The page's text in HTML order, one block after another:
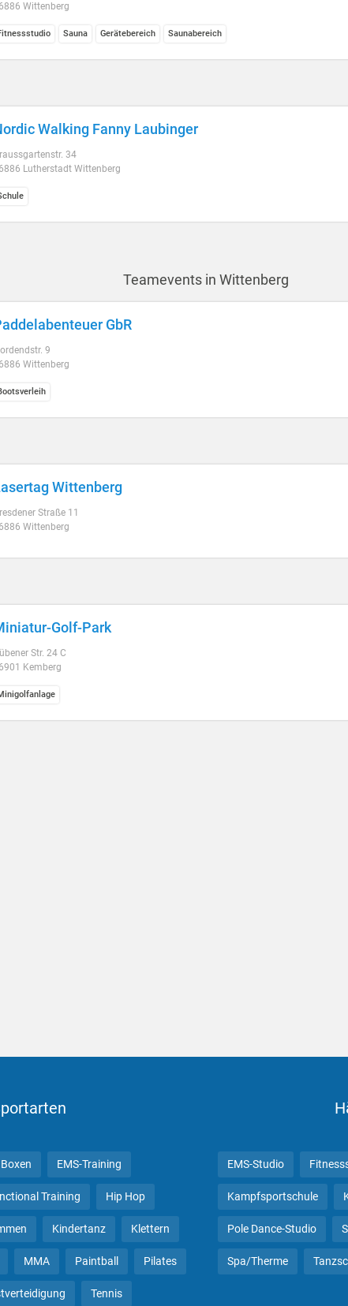
Wittenberg
Sauna Gerätebereich Saunabereich
Walking Fanny Laubinger
34
Lutherstadt Wittenberg
Teamevents in Wittenberg
GbR
9
Wittenberg
Wittenberg
Straße 11
Wittenberg
Golf-Park
Str. 24 C
Kemberg
Boxen EMS-Training
Training Hip Hop
Kindertanz Klettern
MMA Paintball Pilates
Tennis
EMS-Studio
Kampfsportschule
Pole Dance-Studio
Spa/Therme